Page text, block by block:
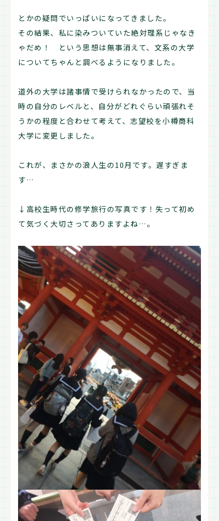
とかの疑問でいっぱいになってきました。
その結果、私に染みついていた絶対理系じゃなき
ゃだめ！ という思想は無事消えて、文系の大学
についてちゃんと調べるようになりました。
道外の大学は諸事情で受けられなかったので、当
時の自分のレベルと、自分がどれぐらい頑張れそ
うかの程度と合わせて考えて、志望校を小樽商科
大学に変更しました。
これが、まさかの浪人生の10月です。遅すぎま
す…
↓高校生時代の修学旅行の写真です！失って初め
て気づく大切さってありますよね…。